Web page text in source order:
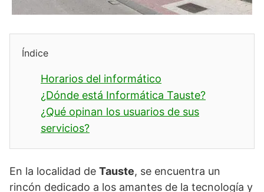
Índice
Horarios del informático
¿Dónde está Informática Tauste?
¿Qué opinan los usuarios de sus
servicios?
En la localidad de Tauste, se encuentra un
rincón dedicado a los amantes de la tecnología y